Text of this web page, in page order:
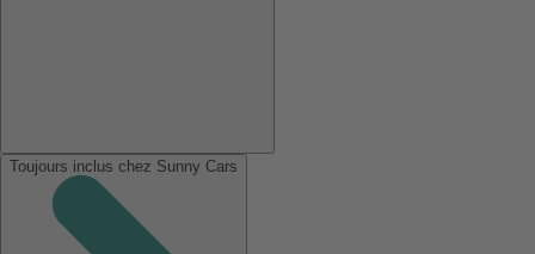
Toujours inclus chez Sunny Cars